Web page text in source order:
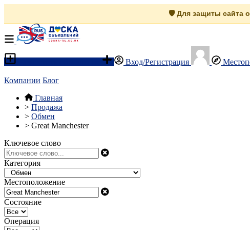
🛡️ Для защиты сайта
Вход/Регистрация
Компании Блог
Главная
> Продажа
> Обмен
> Great Manchester
Ключевое слово
Категория
Местоположение
Состояние
Операция